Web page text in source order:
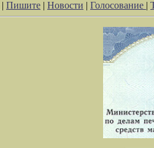
| Пишите | Новости | Голосование |